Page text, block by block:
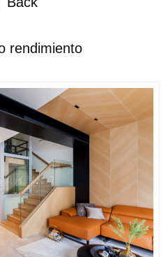
rendimiento